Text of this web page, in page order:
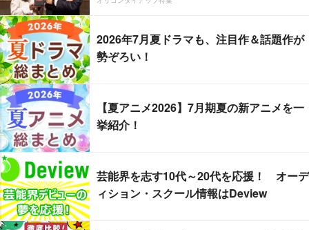
2026年7月夏ドラマも、注目作＆話題作が
勢ぞろい！
【夏アニメ2026】7月期夏の新アニメを一
挙紹介！
芸能界を志す10代～20代を応援！ オーデ
ィション・スクール情報はDeview